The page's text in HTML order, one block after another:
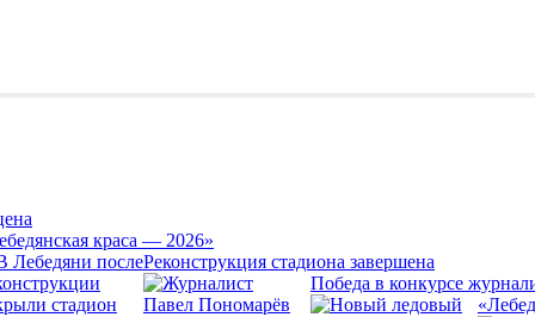
краса — 2026»
Реконструкция стадиона завершена
Победа в конкурсе